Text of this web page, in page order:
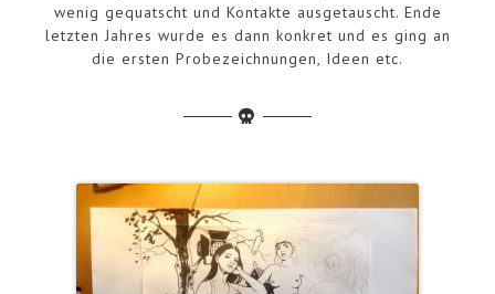
wenig gequatscht und Kontakte ausgetauscht. Ende
letzten Jahres wurde es dann konkret und es ging an
die ersten Probezeichnungen, Ideen etc.